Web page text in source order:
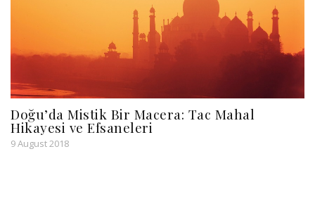
Doğu’da Mistik Bir Macera: Tac Mahal
Hikayesi ve Efsaneleri
9 August 2018